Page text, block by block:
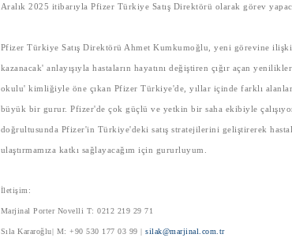
Aralık 2025 itibarıyla Pfizer Türkiye Satış Direktörü olarak görev
Pfizer Türkiye Satış Direktörü Ahmet Kumkumoğlu , yeni görevine
kazanacak' anlayışıyla hastaların hayatını değiştiren çığır açan
okulu' kimliğiyle öne çıkan Pfizer Türkiye'de, yıllar içinde farklı
büyük bir gurur. Pfizer'de çok güçlü ve yetkin bir saha ekibiyle
doğrultusunda Pfizer'in Türkiye'deki satış stratejilerini geliştirerek
ulaştırmamıza katkı sağlayacağım için gururluyum.
İletişim:
Marjinal Porter Novelli T: 0212 219 29 71
Sıla Kararoğlu| M: +90 530 177 03 99 | silak@marjinal.com.tr